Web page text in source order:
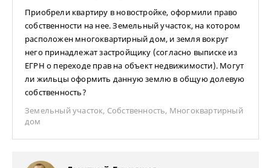
Приобрели квартиру в новостройке, оформили право
собственности на нее. Земельный участок, на котором
расположен многоквартирный дом, и земля вокруг
него принадлежат застройщику (согласно выписке из
ЕГРН о переходе прав на объект недвижимости). Могут
ли жильцы оформить данную землю в общую долевую
собственность?
Земельный участок, Собственность, Многоквартирный
дом